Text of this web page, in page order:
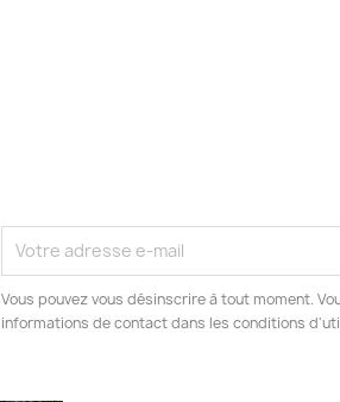
Vous pouvez vous désinscrire à tout moment.
informations de contact dans les conditions